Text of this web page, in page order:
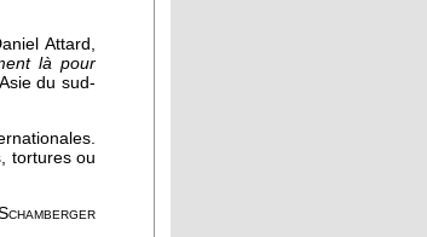
Attard,
là pour
du sud-
tortures ou